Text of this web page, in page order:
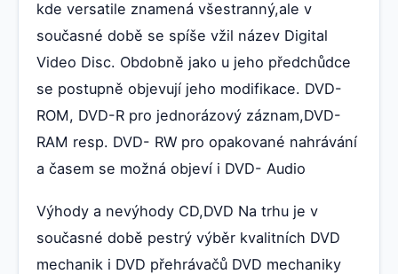
kde versatile znamená všestranný,ale v
současné době se spíše vžil název Digital
Video Disc. Obdobně jako u jeho předchůdce
se postupně objevují jeho modifikace. DVD-
ROM, DVD-R pro jednorázový záznam,DVD-
RAM resp. DVD- RW pro opakované nahrávání
a časem se možná objeví i DVD- Audio
Výhody a nevýhody CD,DVD Na trhu je v
současné době pestrý výběr kvalitních DVD
mechanik i DVD přehrávačů DVD mechaniky